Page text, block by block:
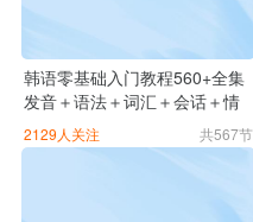
韩语零基础入门教程560+全集
发音＋语法＋词汇＋会话＋情
景对话＋
2129人关注 共567节